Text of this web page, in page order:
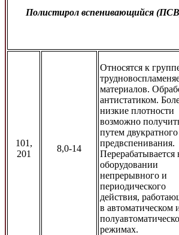
Полистирол вспенивающийся
101,
201
8,0-14
Относятся к
материалов.
антистатиком.
низкие плотности
возможно
путем двукратного
предвспенивания.
Перерабатывается
оборудовании
непрерывного и
периодического
действия,
в автоматическом
режимах.